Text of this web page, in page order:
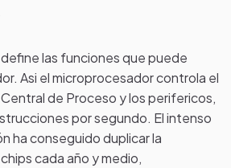
las funciones que puede
Asi el microprocesador controla el
de Proceso y los perifericos,
por segundo. El intenso
ha conseguido duplicar la
cada año y medio,